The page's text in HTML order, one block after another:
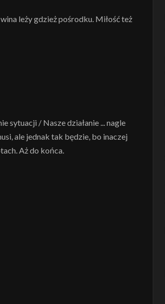
leży gdzież pośrodku. Miłość też
sytuacji / Nasze działanie ... nagle
ale jednak tak będzie, bo inaczej
Aż do końca.